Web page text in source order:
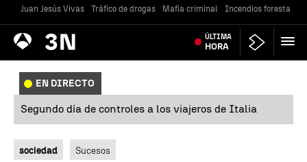
Juan Jesús Vivas Tráfico de drogas Mafia criminal Incendios forestales
Antena
3 Noticias ÚLTIMA
HORA
EN DIRECTO
Segundo día de controles a los viajeros de Italia
sociedad Sucesos